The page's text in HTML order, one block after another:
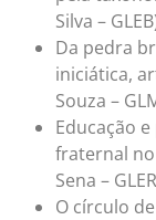
Silva –
Da pedra
iniciática,
Souza –
Educação
fraternal no
Sena –
O círculo